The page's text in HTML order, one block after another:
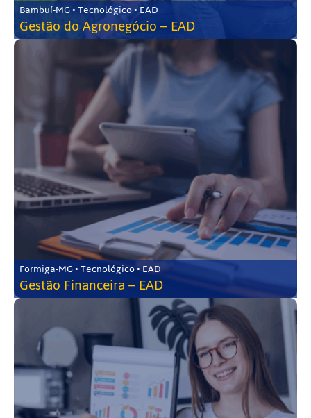
Bambuí-MG • Tecnológico • EAD
Gestão do Agronegócio – EAD
Formiga-MG • Tecnológico • EAD
Gestão Financeira – EAD